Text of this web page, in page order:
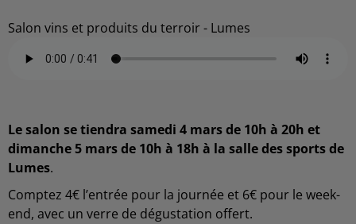
Salon vins et produits du terroir - Lumes
Le salon se tiendra samedi 4 mars de 10h à 20h et
dimanche 5 mars de 10h à 18h à la salle des sports de
Lumes.
Comptez 4€ l’entrée pour la journée et 6€ pour le week-
end, avec un verre de dégustation offert.